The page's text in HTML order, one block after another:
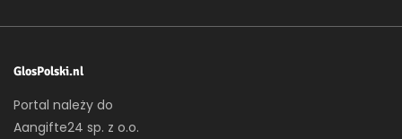
GlosPolski.nl
Portal należy do
Aangifte24 sp. z o.o.